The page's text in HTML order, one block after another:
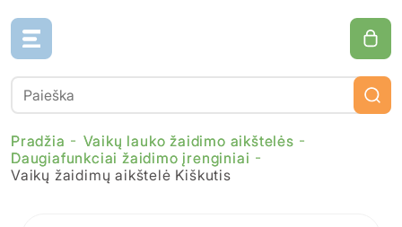
Pradžia
Vaikų lauko žaidimo aikštelės
Daugiafunkciai žaidimo įrenginiai
Vaikų žaidimų aikštelė Kiškutis